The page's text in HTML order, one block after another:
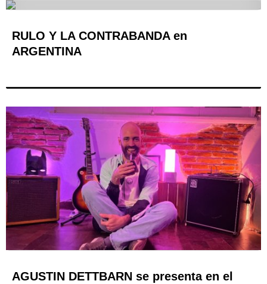
RULO Y LA CONTRABANDA en
ARGENTINA
AGUSTIN DETTBARN se presenta en el